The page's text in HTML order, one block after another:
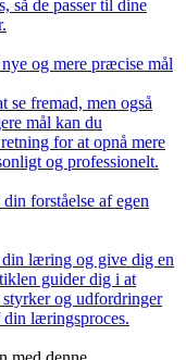
så de passer til dine
og mere præcise mål
fremad, men også
mål kan du
for at opnå mere
og professionelt.
forståelse af egen
læring og give dig en
guider dig i at
og udfordringer
læringsproces.